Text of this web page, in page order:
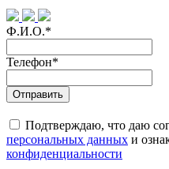
Ф.И.О.*
Телефон*
Подтверждаю, что даю
персональных данных и
конфиденциальности